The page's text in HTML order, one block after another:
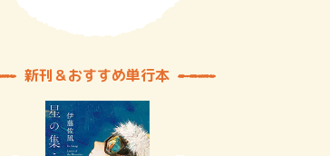
新刊＆おすすめ単行本